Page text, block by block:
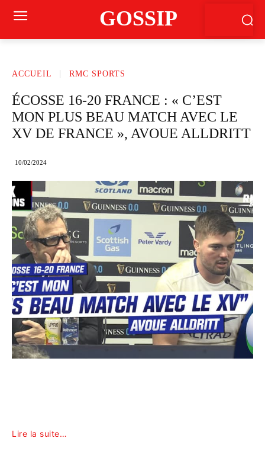
GOSSIP
ACCUEIL RMC SPORTS
ÉCOSSE 16-20 FRANCE : « C’EST
MON PLUS BEAU MATCH AVEC LE
XV DE FRANCE », AVOUE ALLDRITT
10/02/2024
Lire la suite…